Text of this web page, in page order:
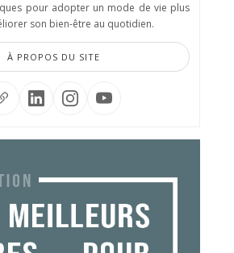
pour adopter un mode de vie plus
son bien-être au quotidien.
À PROPOS DU SITE